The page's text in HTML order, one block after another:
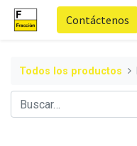
Contáctenos
Todos los productos